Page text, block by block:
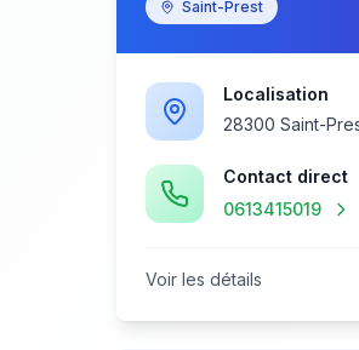
Saint-Prest
Localisation
28300 Saint-
Contact direct
0613415019
Voir les détails